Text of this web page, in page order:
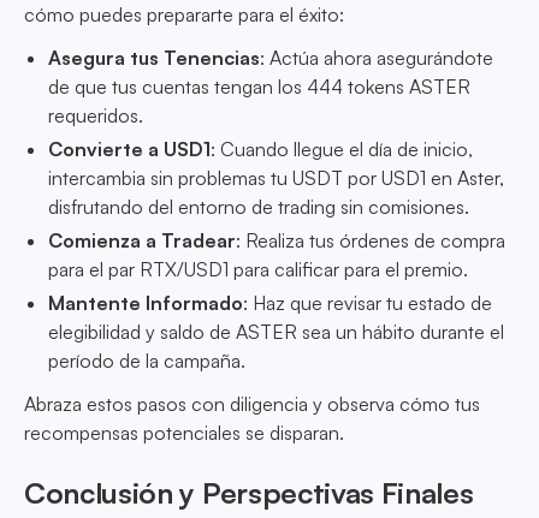
cómo puedes prepararte para el éxito:
Asegura tus Tenencias: Actúa ahora asegurándote
de que tus cuentas tengan los 444 tokens ASTER
requeridos.
Convierte a USD1: Cuando llegue el día de inicio,
intercambia sin problemas tu USDT por USD1 en Aster,
disfrutando del entorno de trading sin comisiones.
Comienza a Tradear: Realiza tus órdenes de compra
para el par RTX/USD1 para calificar para el premio.
Mantente Informado: Haz que revisar tu estado de
elegibilidad y saldo de ASTER sea un hábito durante el
período de la campaña.
Abraza estos pasos con diligencia y observa cómo tus
recompensas potenciales se disparan.
Conclusión y Perspectivas Finales